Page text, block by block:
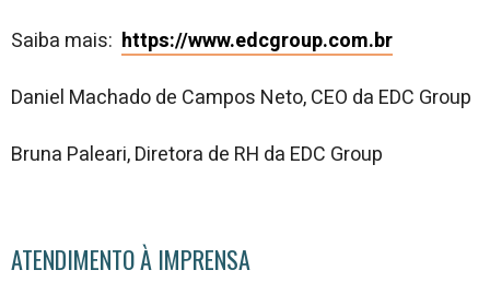
Saiba mais: https://www.edcgroup.com.br
Daniel Machado de Campos Neto, CEO da EDC Group
Bruna Paleari, Diretora de RH da EDC Group
ATENDIMENTO À IMPRENSA